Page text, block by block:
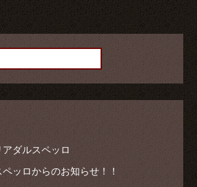
ダルスペッロ
ッロからのお知らせ！！